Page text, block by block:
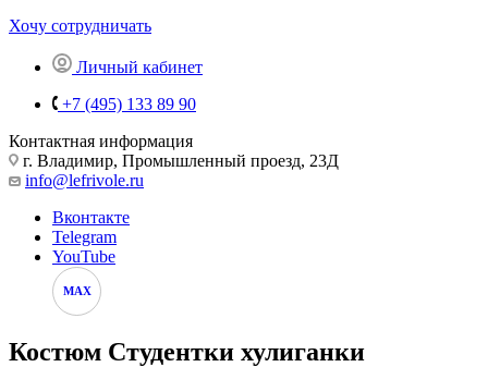
Хочу сотрудничать
Личный кабинет
+7 (495) 133 89 90
Контактная информация
г. Владимир, Промышленный проезд, 23Д
info@lefrivole.ru
Вконтакте
Telegram
YouTube
MAX
Костюм Студентки хулиганки